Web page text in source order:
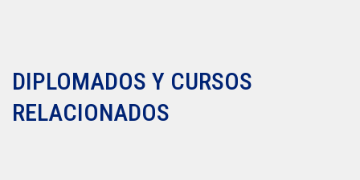
DIPLOMADOS Y CURSOS
RELACIONADOS